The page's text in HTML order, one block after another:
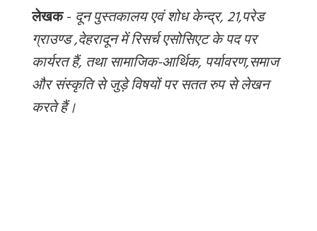
लेखक- दून पुस्तकालय एवं शोध केन्द्र, 21,परेड
ग्राउण्ड ,देहरादून में रिसर्च एसोसिएट के पद पर
कार्यरत हैं, तथा सामाजिक-आर्थिक, पर्यावरण,समाज
और संस्कृति से जुड़े विषयों पर सतत रुप से लेखन
करते हैं।